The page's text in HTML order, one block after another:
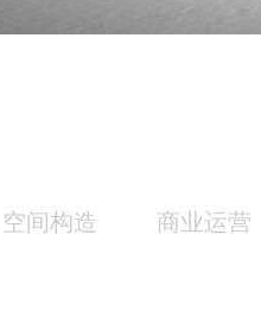
空间构造 商业运营